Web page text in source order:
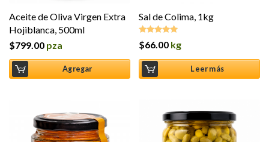
Aceite de Oliva Virgen Extra
Hojiblanca, 500ml
$799.00 pza
Agregar
Sal de Colima, 1kg
Valorado en
$66.00 kg
Leer más